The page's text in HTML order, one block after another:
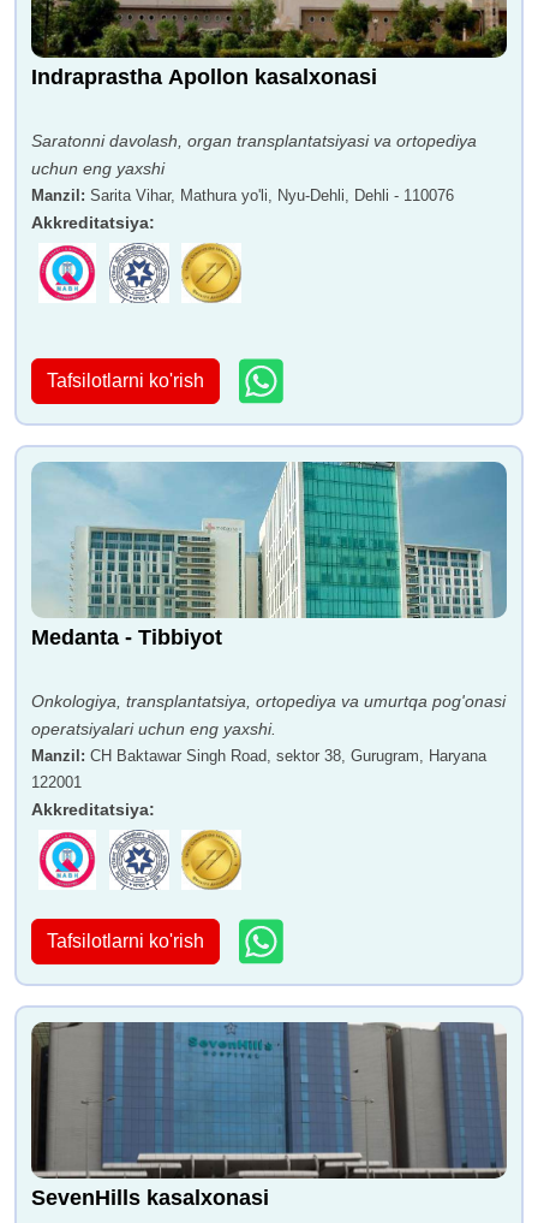
Indraprastha Apollon kasalxonasi
Saratonni davolash, organ transplantatsiyasi va ortopediya
uchun eng yaxshi
Manzil : Sarita Vihar, Mathura yo'li, Nyu-Dehli, Dehli - 110076
Akkreditatsiya:
Tafsilotlarni ko'rish
Medanta - Tibbiyot
Onkologiya, transplantatsiya, ortopediya va umurtqa pog'onasi
operatsiyalari uchun eng yaxshi.
Manzil : CH Baktawar Singh Road, sektor 38, Gurugram, Haryana
122001
Akkreditatsiya:
Tafsilotlarni ko'rish
SevenHills kasalxonasi